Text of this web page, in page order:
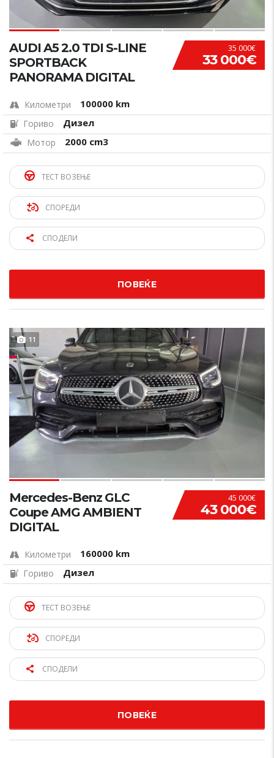
35 000€
33 000€
AUDI A5 2.0 TDI S-LINE
SPORTBACK
PANORAMA DIGITAL
Километри 100000 km
Гориво Дизел
Мотор 2000 cm3
ТЕСТ ВОЗЕЊЕ
СПОРЕДИ
СПОДЕЛИ
ПОВЕЌЕ
11
45 000€
43 000€
Mercedes-Benz GLC
Coupe AMG AMBIENT
DIGITAL
Километри 160000 km
Гориво Дизел
ТЕСТ ВОЗЕЊЕ
СПОРЕДИ
СПОДЕЛИ
ПОВЕЌЕ